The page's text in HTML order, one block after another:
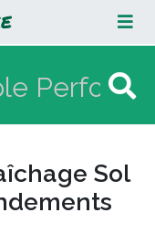
Sol
Sol